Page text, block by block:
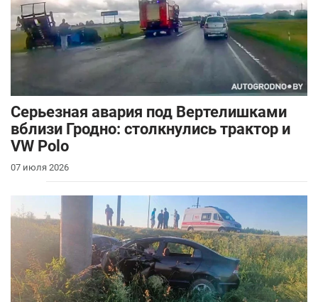
Серьезная авария под Вертелишками
вблизи Гродно: столкнулись трактор и
VW Polo
07 июля 2026